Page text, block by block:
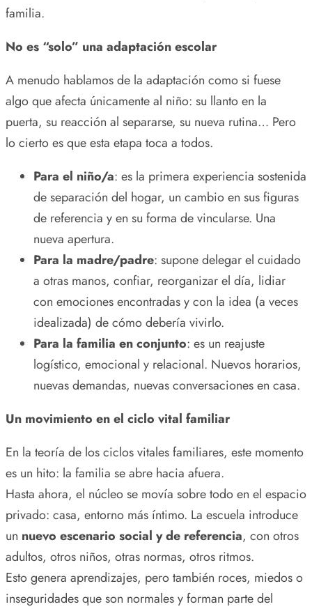
familia.
No es “solo” una adaptación escolar
A menudo hablamos de la adaptación como si fuese
algo que afecta únicamente al niño: su llanto en la
puerta, su reacción al separarse, su nueva rutina… Pero
lo cierto es que esta etapa toca a todos.
Para el niño/a: es la primera experiencia sostenida
de separación del hogar, un cambio en sus figuras
de referencia y en su forma de vincularse. Una
nueva apertura.
Para la madre/padre: supone delegar el cuidado
a otras manos, confiar, reorganizar el día, lidiar
con emociones encontradas y con la idea (a veces
idealizada) de cómo debería vivirlo.
Para la familia en conjunto: es un reajuste
logístico, emocional y relacional. Nuevos horarios,
nuevas demandas, nuevas conversaciones en casa.
Un movimiento en el ciclo vital familiar
En la teoría de los ciclos vitales familiares, este momento
es un hito: la familia se abre hacia afuera.
Hasta ahora, el núcleo se movía sobre todo en el espacio
privado: casa, entorno más íntimo. La escuela introduce
un nuevo escenario social y de referencia, con otros
adultos, otros niños, otras normas, otros ritmos.
Esto genera aprendizajes, pero también roces, miedos o
inseguridades que son normales y forman parte del